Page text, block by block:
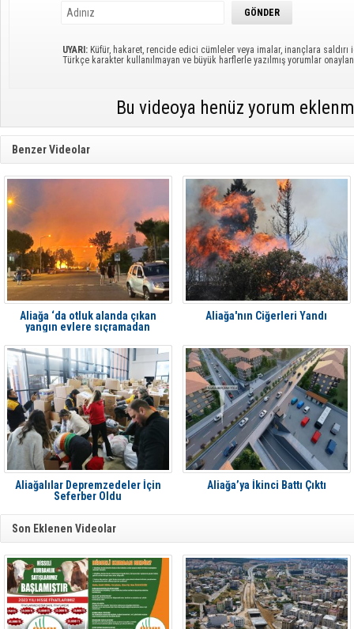
UYARI: Küfür, hakaret, rencide edici cümleler veya imalar, inançlara saldırı
Türkçe karakter kullanılmayan ve büyük harflerle yazılmış yorumlar
Bu videoya henüz yorum
Benzer Videolar
Aliağa ‘da otluk alanda çıkan
yangın evlere sıçramadan
Aliağa'nın Ciğerleri Yandı
Aliağalılar Depremzedeler İçin
Seferber Oldu
Aliağa’ya İkinci Battı Çıktı
Son Eklenen Videolar